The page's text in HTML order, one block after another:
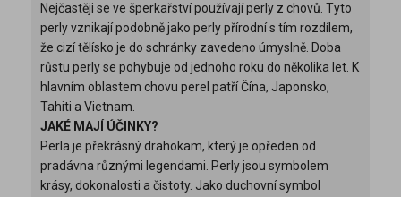
Nejčastěji se ve šperkařství používají perly z chovů. Tyto
perly vznikají podobně jako perly přírodní s tím rozdílem,
že cizí tělísko je do schránky zavedeno úmyslně. Doba
růstu perly se pohybuje od jednoho roku do několika let. K
hlavním oblastem chovu perel patří Čína, Japonsko,
Tahiti a Vietnam.
JAKÉ MAJÍ ÚČINKY?
Perla je překrásný drahokam, který je opředen od
pradávna různými legendami. Perly jsou symbolem
krásy, dokonalosti a čistoty. Jako duchovní symbol